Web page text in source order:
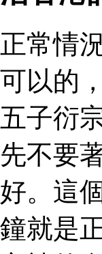
正常情
可以的
五子衍
先不要
好。這
鐘就是